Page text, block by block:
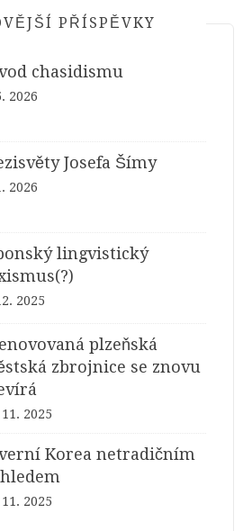
PŘÍSPĚVKY
chasidismu
2026
Josefa Šímy
2026
lingvistický
2025
plzeňská
zbrojnice se znovu
2025
Korea netradičním
2025